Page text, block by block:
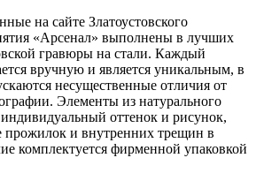
на сайте Златоустовского
«Арсенал» выполнены в лучших
гравюры на стали. Каждый
вручную и является уникальным, в
несущественные отличия от
Элементы из натурального
оттенок и рисунок,
прожилок и внутренних трещин в
комплектуется фирменной упаковкой